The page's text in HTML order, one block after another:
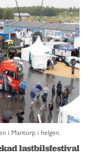
i Mantorp i helgen.
lastbilsfestival